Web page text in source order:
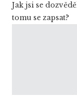
Jak jsi se
tomu se zapsat?